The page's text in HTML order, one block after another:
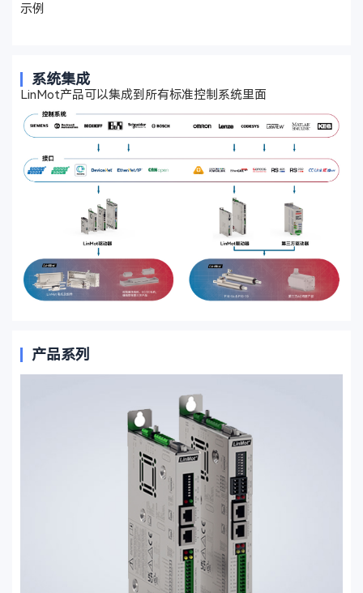
示例
系统集成
LinMot产品可以集成到所有标准控制系统里面
产品系列